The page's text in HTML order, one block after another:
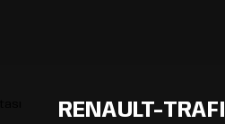
RENAULT-